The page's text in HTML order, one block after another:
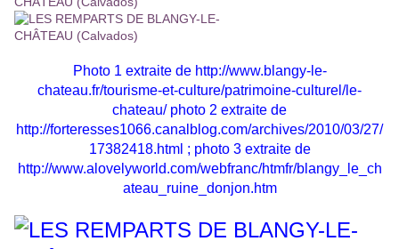
Photo 1 extraite de http://www.blangy-le-
chateau.fr/tourisme-et-culture/patrimoine-culturel/le-
chateau/photo 2 extraite de
http://forteresses1066.canalblog.com/archives/2010/03/27/
17382418.html ; photo 3 extraite de
http://www.alovelyworld.com/webfranc/htmfr/blangy_le_ch
ateau_ruine_donjon.htm